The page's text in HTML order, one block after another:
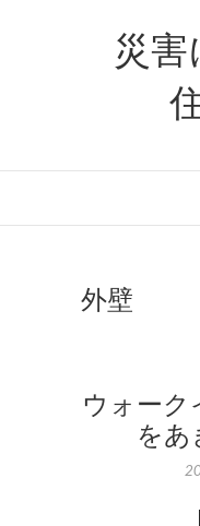
災
外壁
ウォーク
をあ